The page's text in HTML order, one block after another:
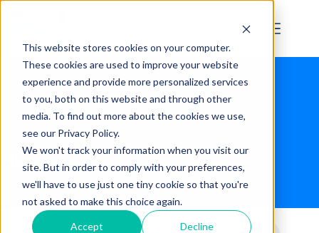
This website stores cookies on your computer.
These cookies are used to improve your website
experience and provide more personalized services
to you, both on this website and through other
media. To find out more about the cookies we use,
see our Privacy Policy.
We won't track your information when you visit our
site. But in order to comply with your preferences,
we'll have to use just one tiny cookie so that you're
not asked to make this choice again.
Accept Decline
Blog